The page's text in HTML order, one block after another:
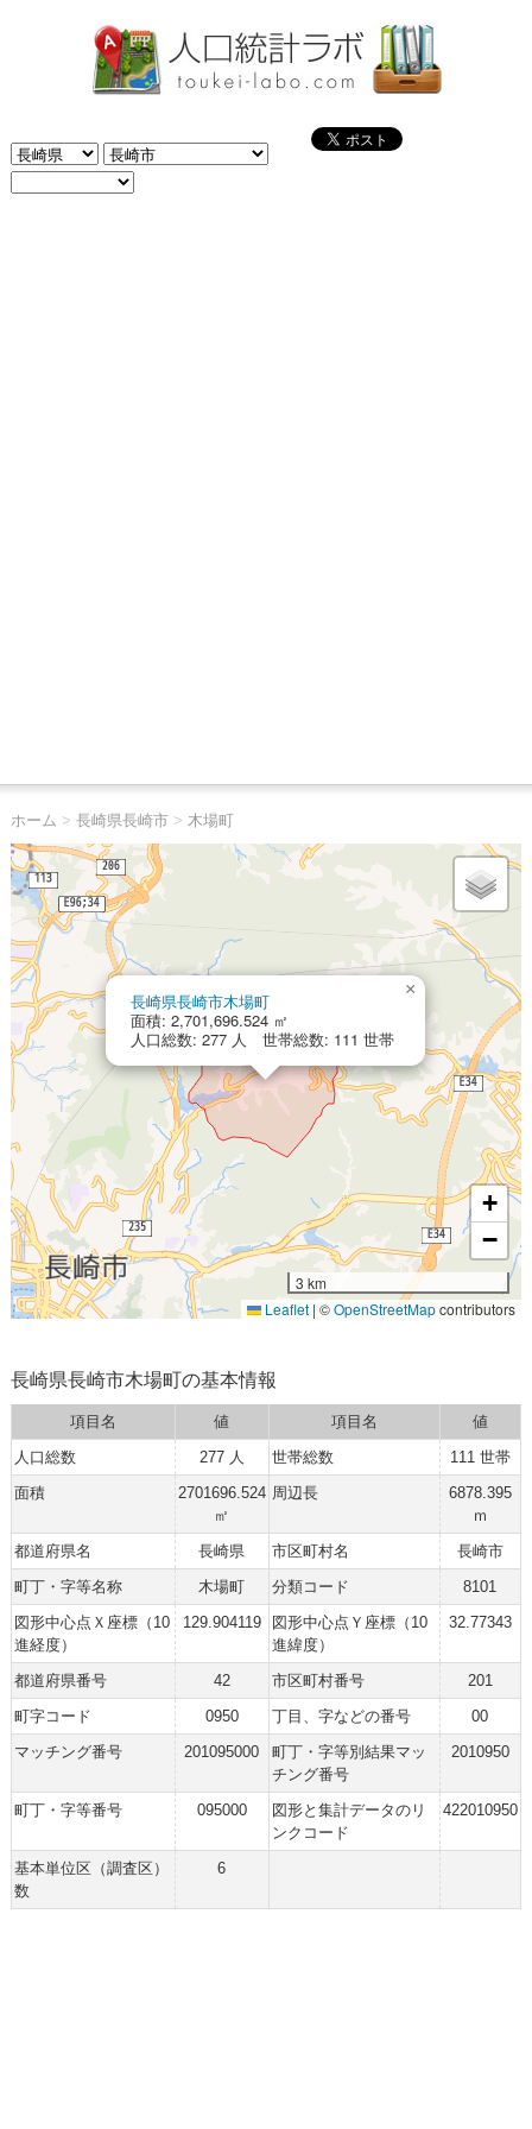
ホーム > 長崎県長崎市> 木場町
長崎県長崎市木場町
面積: 2,701,696.524 ㎡
人口総数: 277 人 世帯総数: 111 世帯
×
+
−
3 km
Leaflet | ©OpenStreetMapcontributors
長崎県長崎市木場町の基本情報
項目名 値 項目名
値
人口総数
277 人 世帯総数
111 世帯
面積
2701696.524
㎡
周辺長
6878.395
ｍ
都道府県名
長崎県 市区町村名
長崎市
町丁・字等名称
木場町 分類コード
8101
図形中心点Ｘ座標（10
進経度）
129.904119
図形中心点Ｙ座標（10
進緯度）
32.77343
都道府県番号 42 市区町村番号
201
町字コード
0950 丁目、字などの番号
00
マッチング番号
201095000
町丁・字等別結果マッ
チング番号
2010950
町丁・字等番号 095000
図形と集計データのリ
ンクコード
422010950
基本単位区（調査区）
数
6